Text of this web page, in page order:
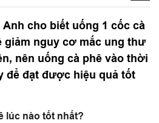
cho biết uống 1 cốc cà
giảm nguy cơ mắc ung thư
nên uống cà phê vào thời
để đạt được hiệu quả tốt
lúc nào tốt nhất?